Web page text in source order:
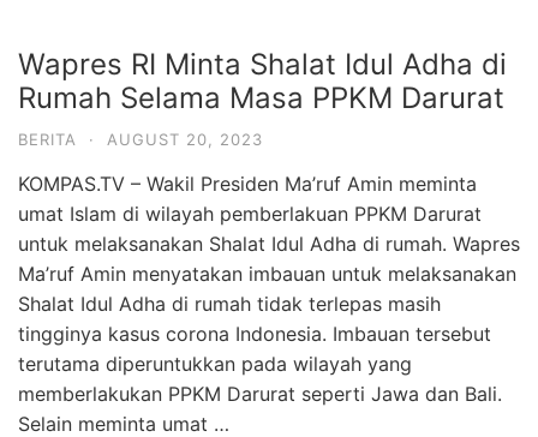
Wapres RI Minta Shalat Idul Adha di
Rumah Selama Masa PPKM Darurat
BERITA · AUGUST 20, 2023
KOMPAS.TV – Wakil Presiden Ma’ruf Amin meminta
umat Islam di wilayah pemberlakuan PPKM Darurat
untuk melaksanakan Shalat Idul Adha di rumah. Wapres
Ma’ruf Amin menyatakan imbauan untuk melaksanakan
Shalat Idul Adha di rumah tidak terlepas masih
tingginya kasus corona Indonesia. Imbauan tersebut
terutama diperuntukkan pada wilayah yang
memberlakukan PPKM Darurat seperti Jawa dan Bali.
Selain meminta umat …